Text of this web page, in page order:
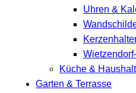
Uhren &
Küche &
Garten & Terrasse